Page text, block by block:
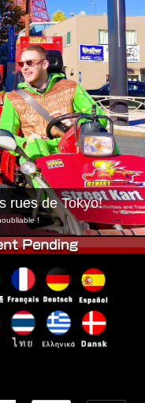
Tokyo Akihabara#1
Tokyo Shibuya
Baie de Tokyo
Osaka
rues de Tokyo!
!